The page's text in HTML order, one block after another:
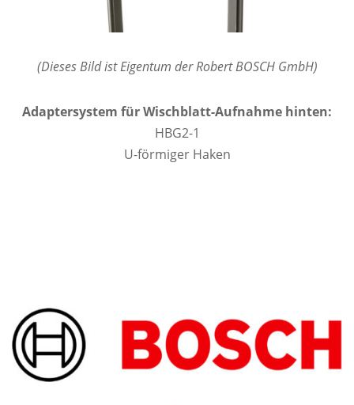
(Dieses Bild ist Eigentum der Robert BOSCH GmbH)
Adaptersystem für Wischblatt-Aufnahme hinten:
HBG2-1
U-förmiger Haken